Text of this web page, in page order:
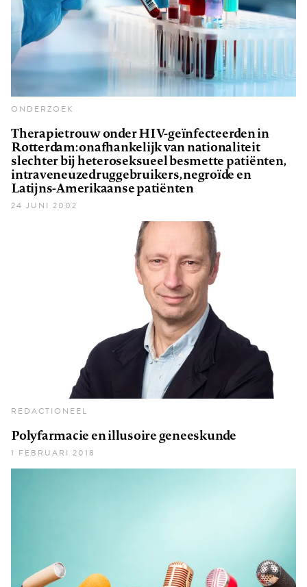
ONDERZOEK
Therapietrouw onder HIV-geïnfecteerden in
Rotterdam: onafhankelijk van nationaliteit
slechter bij heteroseksueel besmette patiënten,
intraveneuzedruggebruikers, negroïde en
Latijns-Amerikaanse patiënten
24 JUNI 2002
REDACTIONEEL
Polyfarmacie en illusoire geneeskunde
1 FEBRUARI 2018